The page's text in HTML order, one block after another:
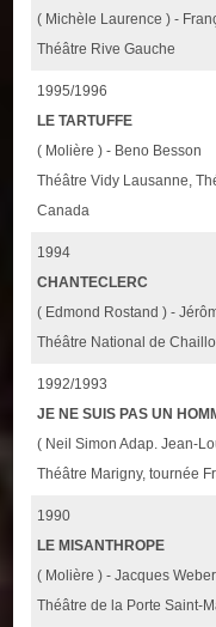
( Michèle Laurence ) -
Théâtre Rive Gauche
1995/1996
LE TARTUFFE
( Molière ) - Beno Besson
Théâtre Vidy Lausanne,
Canada
1994
CHANTECLERC
( Edmond Rostand ) -
Théâtre National de
1992/1993
JE NE SUIS PAS UN
( Neil Simon Adap. Jean-
Théâtre Marigny, tournée
1990
LE MISANTHROPE
( Molière ) - Jacques Weber
Théâtre de la Porte Saint-